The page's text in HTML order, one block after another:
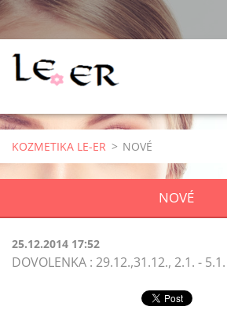
KOZMETIKA LE-ER > NOVÉ
NOVÉ
25.12.2014 17:52
DOVOLENKA : 29.12.,31.12., 2.1. - 5.1.